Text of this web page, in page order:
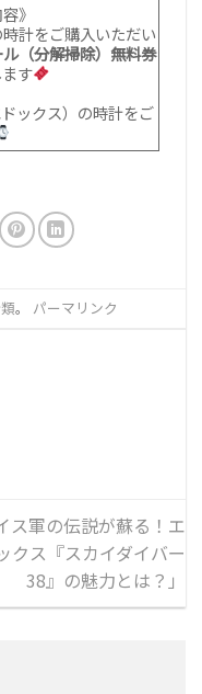
》
計をご購入いただい
（分解掃除）無料券
す
ックス）の時計をご
。 パーマリンク
ス軍の伝説が蘇る！エ
クス『スカイダイバー
38』の魅力とは？」